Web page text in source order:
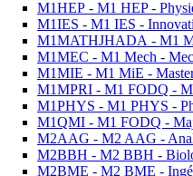
M1HEP - M1 HEP -
M1IES - M1 IES -
M1MATHJHADA - M1
M1MEC - M1 Mech -
M1MIE - M1 MiE -
M1MPRI - M1 FODQ -
M1PHYS - M1 PHYS -
M1QMI - M1 FODQ -
M2AAG - M2 AAG -
M2BBH - M2 BBH -
M2BME - M2 BME -